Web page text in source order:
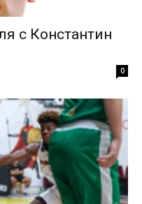
с Константин
0